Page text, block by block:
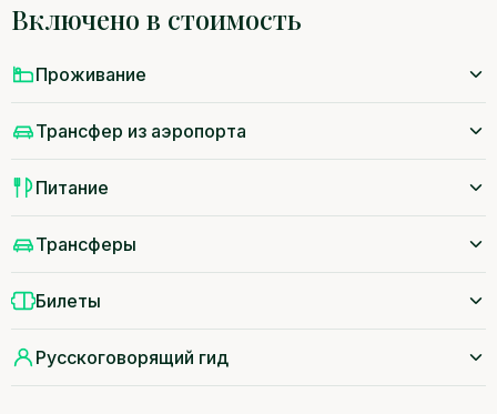
Включено в стоимость
Проживание
Трансфер из аэропорта
Питание
Трансферы
Билеты
Русскоговорящий гид